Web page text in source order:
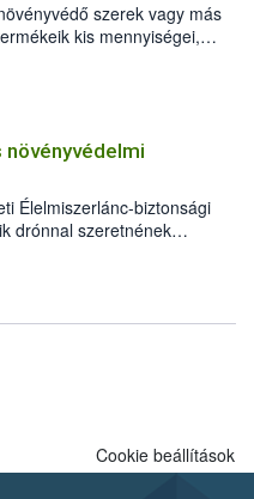
szerek vagy más
kis mennyiségei,
felületén a betakarítást,
is megmaradhatnak. Az
terményeken is jelen kell
szermaradékot.
kimutathatóak,
vannak jelen, így nem
egészségére nézve.
Élelmiszerlánc-biztonsági
drónnal szeretnének
tevékenységet
részletesen
Cookie beállítások